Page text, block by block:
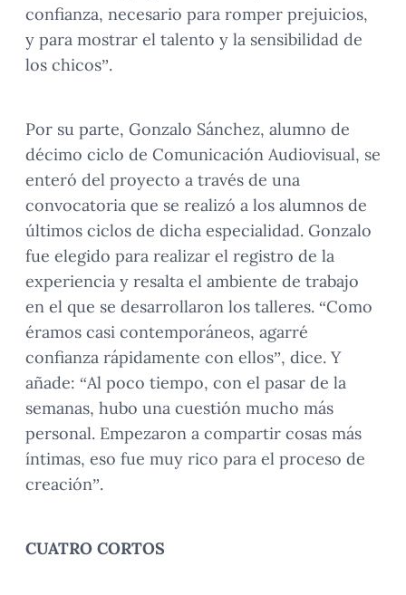
confianza, necesario para romper prejuicios,
y para mostrar el talento y la sensibilidad de
los chicos”.
Por su parte, Gonzalo Sánchez, alumno de
décimo ciclo de Comunicación Audiovisual, se
enteró del proyecto a través de una
convocatoria que se realizó a los alumnos de
últimos ciclos de dicha especialidad. Gonzalo
fue elegido para realizar el registro de la
experiencia y resalta el ambiente de trabajo
en el que se desarrollaron los talleres. “Como
éramos casi contemporáneos, agarré
confianza rápidamente con ellos”, dice. Y
añade: “Al poco tiempo, con el pasar de la
semanas, hubo una cuestión mucho más
personal. Empezaron a compartir cosas más
íntimas, eso fue muy rico para el proceso de
creación”.
CUATRO CORTOS